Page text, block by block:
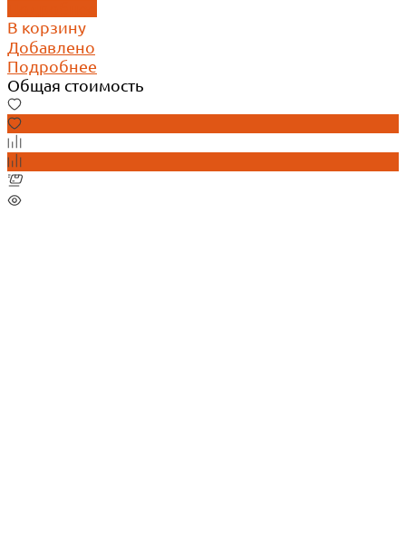
В корзину
Добавлено
Подробнее
Общая стоимость